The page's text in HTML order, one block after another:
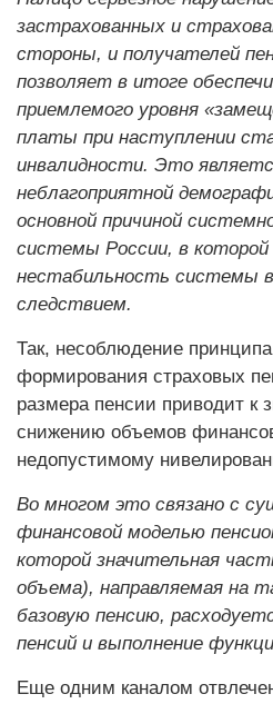
застрахованных и
стороны, и получателей
позволяет в итоге
приемлемого уровня
платы при наступлении
инвалидности. Это
неблагоприятной
основной причиной
системы России, в которой
нестабильность системы
следствием.
Так, несоблюдение
формирования страховых
размера пенсии приводит к
снижению объемов
недопустимому
Во многом это связано с
финансовой моделью
которой значительная
объема), направляемая на
базовую пенсию,
пенсий и выполнение
Еще одним каналом